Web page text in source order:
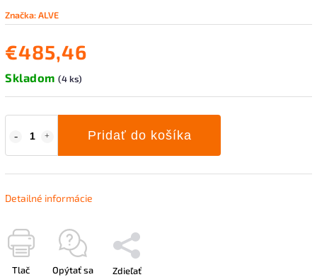
Značka:ALVE
€485,46
Skladom (4 ks)
Pridať do košíka
Detailné informácie
Tlač Opýtať sa Zdieľať